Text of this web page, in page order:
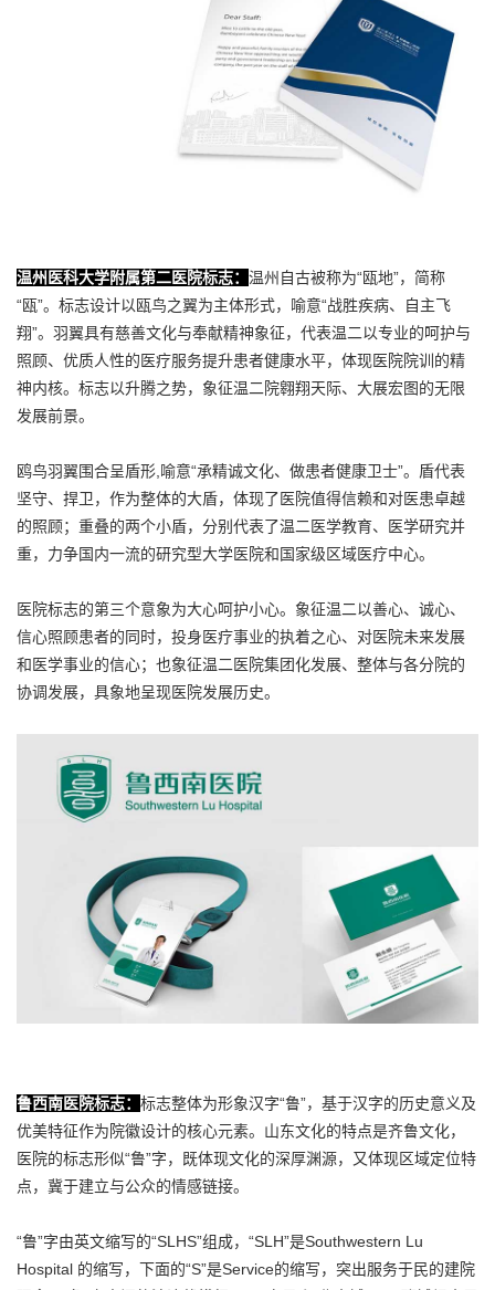
温州医科大学附属第二医院标志： 温州自古被称为“瓯地”，简称
“瓯”。标志设计以瓯鸟之翼为主体形式，喻意“战胜疾病、自主飞
翔”。羽翼具有慈善文化与奉献精神象征，代表温二以专业的呵护与
照顾、优质人性的医疗服务提升患者健康水平，体现医院院训的精
神内核。标志以升腾之势，象征温二院翱翔天际、大展宏图的无限
发展前景。
鸥鸟羽翼围合呈盾形,喻意“承精诚文化、做患者健康卫士”。盾代表
坚守、捍卫，作为整体的大盾，体现了医院值得信赖和对医患卓越
的照顾；重叠的两个小盾，分别代表了温二医学教育、医学研究并
重，力争国内一流的研究型大学医院和国家级区域医疗中心。
医院标志的第三个意象为大心呵护小心。象征温二以善心、诚心、
信心照顾患者的同时，投身医疗事业的执着之心、对医院未来发展
和医学事业的信心；也象征温二医院集团化发展、整体与各分院的
协调发展，具象地呈现医院发展历史。
鲁西南医院标志： 标志整体为形象汉字“鲁”，基于汉字的历史意义及
优美特征作为院徽设计的核心元素。山东文化的特点是齐鲁文化，
医院的标志形似“鲁”字，既体现文化的深厚渊源，又体现区域定位特
点，冀于建立与公众的情感链接。
“鲁”字由英文缩写的“SLHS”组成，“SLH”是Southwestern Lu
Hospital 的缩写，下面的“S”是Service的缩写，突出服务于民的建院